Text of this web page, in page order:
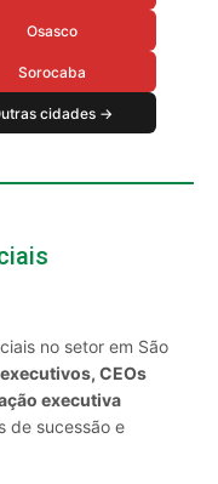
Osasco
Sorocaba
cidades →
no setor em São
CEOs
executiva
de sucessão e